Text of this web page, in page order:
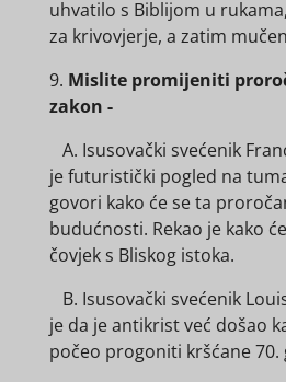
uhvatilo s Biblijom u
za krivovjerje, a zatim
9. Mislite promijeniti
zakon -
A. Isusovački svećenik
je futuristički pogled na
govori kako će se ta
budućnosti. Rekao je kako
čovjek s Bliskog istoka.
B. Isusovački svećenik
je da je antikrist već došao
počeo progoniti kršćane 70.